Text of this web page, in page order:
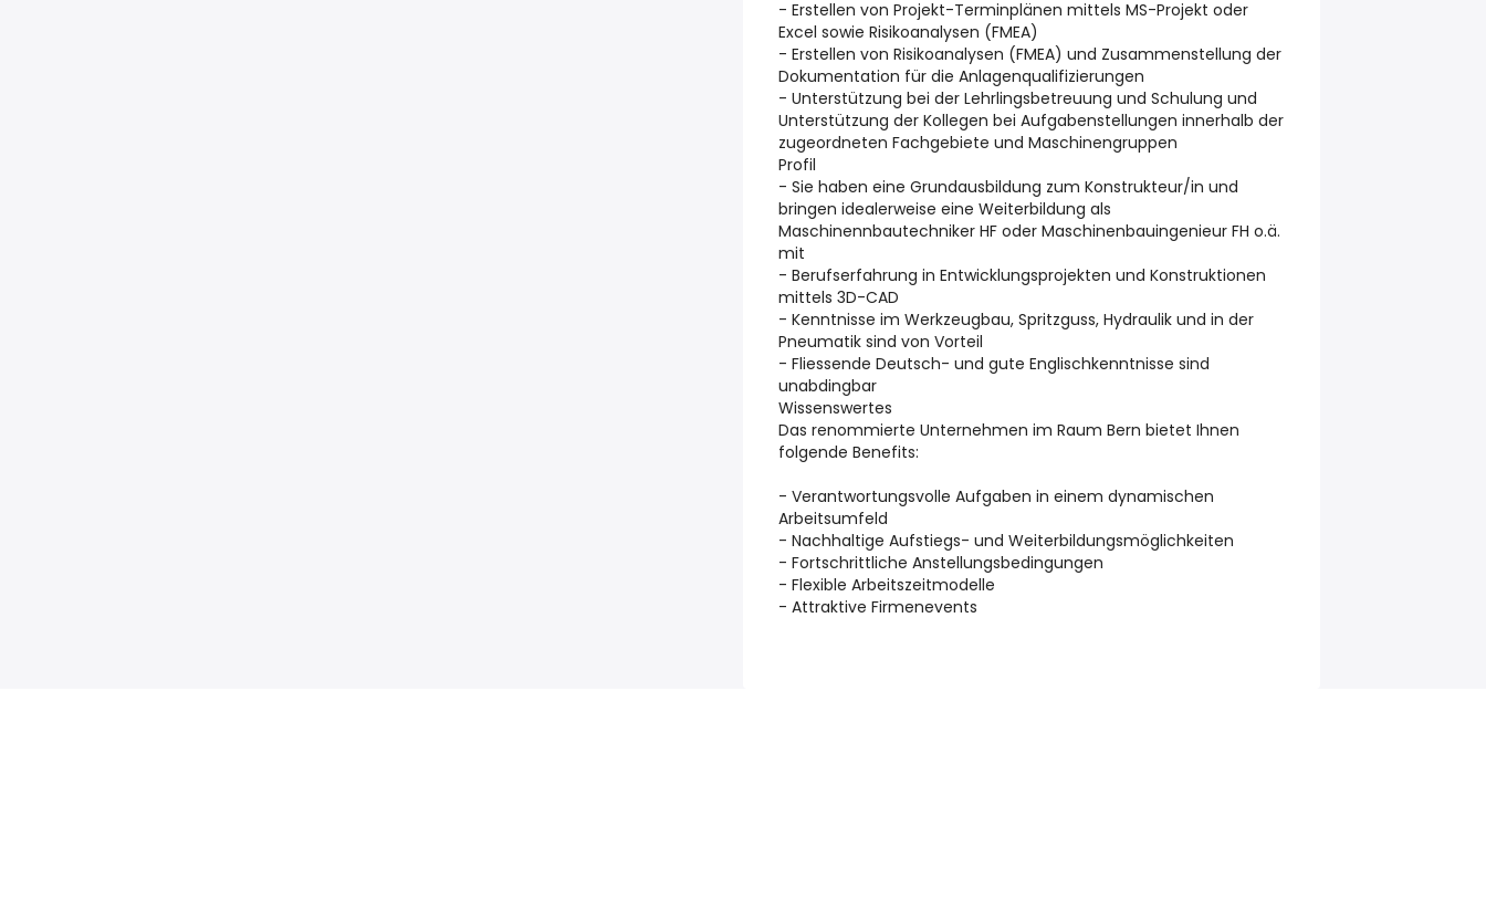
- Erstellen von Projekt-Terminplänen mittels MS-Projekt oder
Excel sowie Risikoanalysen (FMEA)
- Erstellen von Risikoanalysen (FMEA) und Zusammenstellung der
Dokumentation für die Anlagenqualifizierungen
- Unterstützung bei der Lehrlingsbetreuung und Schulung und
Unterstützung der Kollegen bei Aufgabenstellungen innerhalb der
zugeordneten Fachgebiete und Maschinengruppen
Profil
- Sie haben eine Grundausbildung zum Konstrukteur/in und
bringen idealerweise eine Weiterbildung als
Maschinennbautechniker HF oder Maschinenbauingenieur FH o.ä.
mit
- Berufserfahrung in Entwicklungsprojekten und Konstruktionen
mittels 3D-CAD
- Kenntnisse im Werkzeugbau, Spritzguss, Hydraulik und in der
Pneumatik sind von Vorteil
- Fliessende Deutsch- und gute Englischkenntnisse sind
unabdingbar
Wissenswertes
Das renommierte Unternehmen im Raum Bern bietet Ihnen
folgende Benefits:
- Verantwortungsvolle Aufgaben in einem dynamischen
Arbeitsumfeld
- Nachhaltige Aufstiegs- und Weiterbildungsmöglichkeiten
- Fortschrittliche Anstellungsbedingungen
- Flexible Arbeitszeitmodelle
- Attraktive Firmenevents